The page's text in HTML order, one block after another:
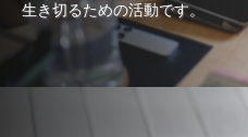
生き切るための活動です。